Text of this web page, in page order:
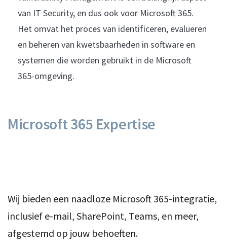
van IT Security, en dus ook voor Microsoft 365.
Het omvat het proces van identificeren, evalueren
en beheren van kwetsbaarheden in software en
systemen die worden gebruikt in de Microsoft
365-omgeving.
Microsoft 365 Expertise
Wij bieden een naadloze Microsoft 365-integratie,
inclusief e-mail, SharePoint, Teams, en meer,
afgestemd op jouw behoeften.